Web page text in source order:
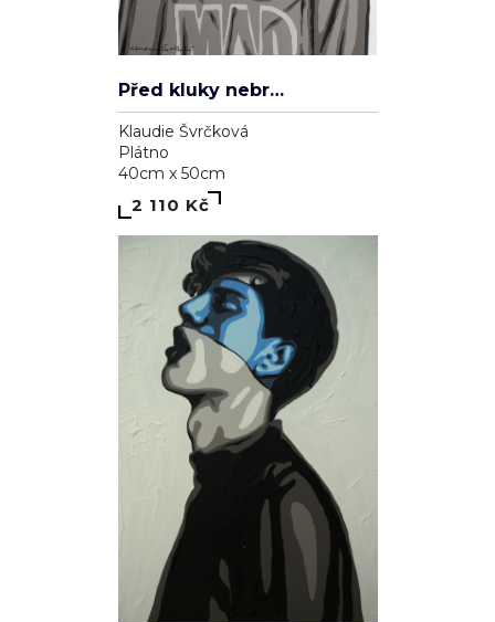
Před kluky nebrečím
Klaudie Švrčková
Plátno
40cm x 50cm
2 110 Kč